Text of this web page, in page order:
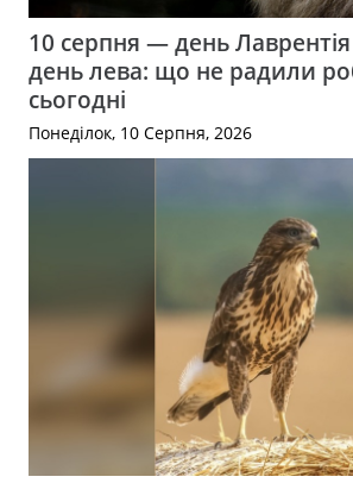
10 серпня — день Лаврентія
день лева: що не радили
сьогодні
Понеділок, 10 Серпня, 2026